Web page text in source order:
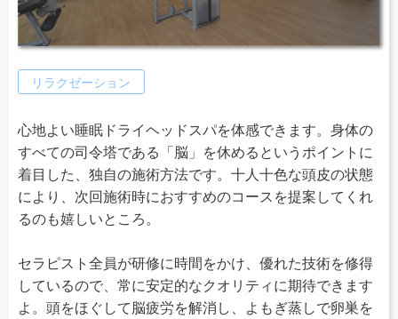
リラクゼーション
心地よい睡眠ドライヘッドスパを体感できます。身体の
すべての司令塔である「脳」を休めるというポイントに
着目した、独自の施術方法です。十人十色な頭皮の状態
により、次回施術時におすすめのコースを提案してくれ
るのも嬉しいところ。
セラピスト全員が研修に時間をかけ、優れた技術を修得
しているので、常に安定的なクオリティに期待できます
よ。頭をほぐして脳疲労を解消し、よもぎ蒸しで卵巣を